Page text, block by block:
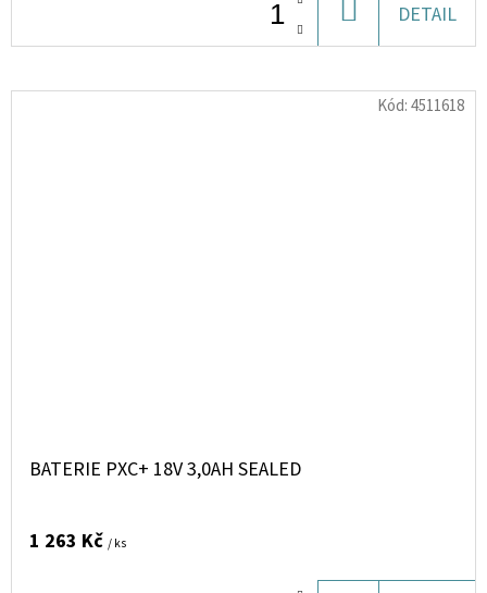
KOŠÍKU
DETAIL
BATERIE PXC+ 18V 3,0AH SEALED
1 263 Kč / ks
Kód:4511618